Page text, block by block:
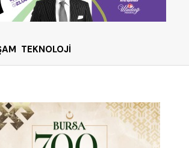
TEKNOLOJİ